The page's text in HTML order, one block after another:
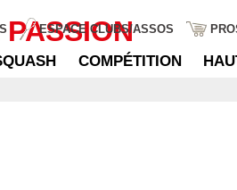
ESPACE CLUBS/ASSOS
PASSION
COMPÉTITION